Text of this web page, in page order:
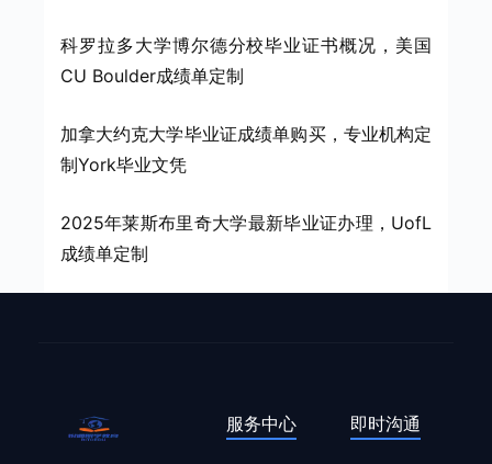
科罗拉多大学博尔德分校毕业证书概况，美国
CU Boulder成绩单定制
加拿大约克大学毕业证成绩单购买，专业机构定
制York毕业文凭
2025年莱斯布里奇大学最新毕业证办理，UofL
成绩单定制
服务中心 即时沟通